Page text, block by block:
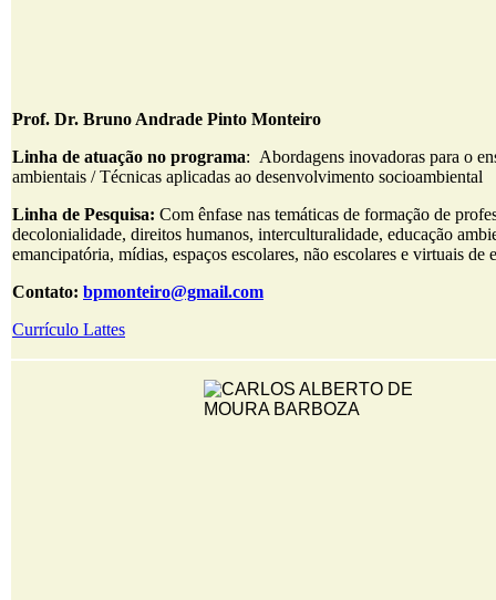
Prof. Dr. Bruno Andrade Pinto Monteiro
Linha de atuação no programa: Abordagens inovadoras para o
ambientais / Técnicas aplicadas ao desenvolvimento socioambiental
Linha de Pesquisa: Com ênfase nas temáticas de formação de
decolonialidade, direitos humanos, interculturalidade, educação
emancipatória, mídias, espaços escolares, não escolares e virtuais de
Contato: bpmonteiro@gmail.com
Currículo Lattes